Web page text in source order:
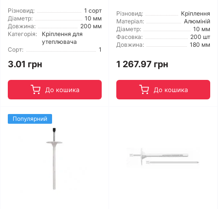
Різновид:
1 сорт
Діаметр:
10 мм
Довжина:
200 мм
Категорія:
Кріплення для
утеплювача
Сорт:
1
3.01 грн
До кошика
Різновид:
Кріплення
Матеріал:
Алюміній
Діаметр:
10 мм
Фасовка:
200 шт
Довжина:
180 мм
1 267.97 грн
До кошика
Популярний